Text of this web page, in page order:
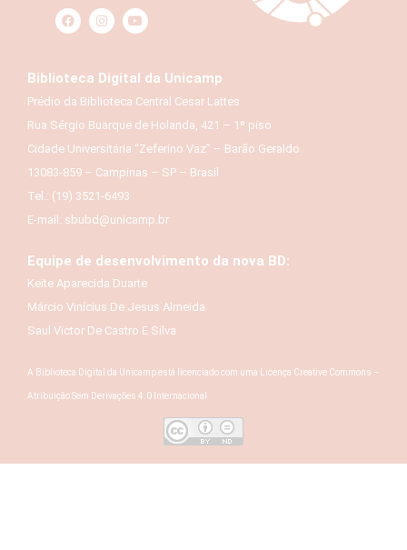
Biblioteca Digital da Unicamp
Prédio da Biblioteca Central Cesar Lattes
Rua Sérgio Buarque de Holanda, 421 – 1º piso
Cidade Universitária “Zeferino Vaz” – Barão Geraldo
13083-859 – Campinas – SP – Brasil
Tel.: (19) 3521-6493
E-mail: sbubd@unicamp.br
Equipe de desenvolvimento da nova BD:
Keite Aparecida Duarte
Márcio Vinícius De Jesus Almeida
Saul Victor De Castro E Silva
A Biblioteca Digital da Unicamp está licenciado com uma Licença Creative Commons –
Atribuição Sem Derivações 4.0 Internacional